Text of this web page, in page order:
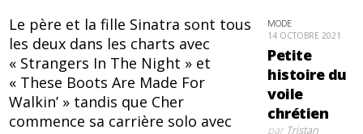
Le père et la fille Sinatra sont tous
les deux dans les charts avec
« Strangers In The Night » et
« These Boots Are Made For
Walkin’ » tandis que Cher
commence sa carrière solo avec
MODE
14 OCTOBRE 2021
Petite
histoire du
voile
chrétien
parTristan